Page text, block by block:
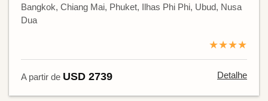
Bangkok, Chiang Mai, Phuket, Ilhas Phi Phi, Ubud, Nusa
Dua
★★★★
A partir de USD 2739 Detalhe